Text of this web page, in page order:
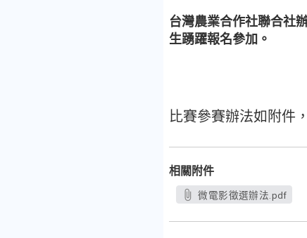
台灣農業合作社聯合社
生踴躍報名參加。
比賽參賽辦法如附件
相關附件
微電影徵選辦法.pdf